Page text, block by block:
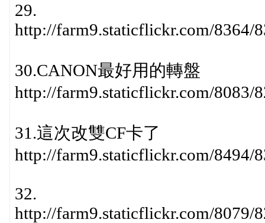
29.
http://farm9.staticflickr.com/8364/
30.CANON最好用的轉盤
http://farm9.staticflickr.com/8083/
31.這次改雙CF卡了
http://farm9.staticflickr.com/8494/
32.
http://farm9.staticflickr.com/8079/